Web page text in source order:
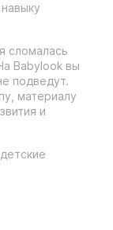
сломалась
Babylook вы
подведут.
материалу
и